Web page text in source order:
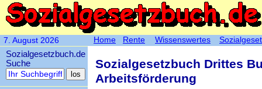
7. August 2026
Sozialgesetzbuch.de
Suche
Sozialgesetzbuch Drittes
Arbeitsförderung
Home Rente Wissenswertes